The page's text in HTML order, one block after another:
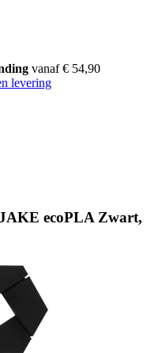
vanaf € 54,90
levering
ecoPLA Zwart,